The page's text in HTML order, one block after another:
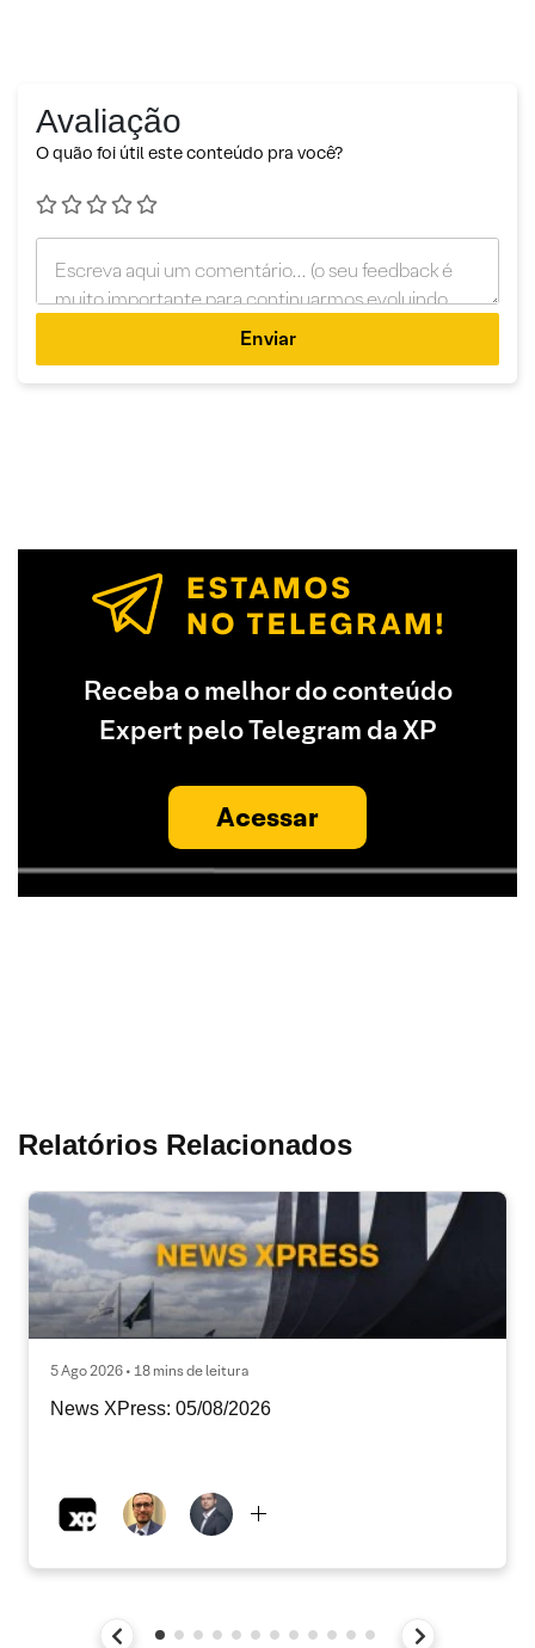
Avaliação
O quão foi útil este conteúdo pra você?
Enviar
Receba o melhor do conteúdo
Expert pelo Telegram da XP
Acessar
Relatórios Relacionados
5 Ago 2026 • 18 mins de leitura
News XPress: 05/08/2026